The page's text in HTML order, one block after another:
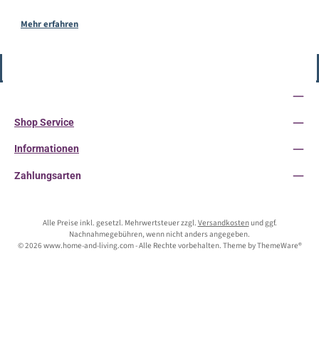
Mehr erfahren
Shop Service
Informationen
Zahlungsarten
Alle Preise inkl. gesetzl. Mehrwertsteuer zzgl. Versandkostenund ggf.
Nachnahmegebühren, wenn nicht anders angegeben.
© 2026 www.home-and-living.com - Alle Rechte vorbehalten. Theme byThemeWare®